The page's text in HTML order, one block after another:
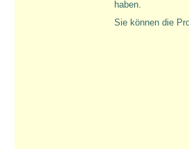
haben.
Sie können die